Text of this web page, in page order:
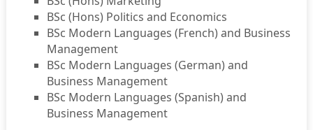
BSc (Hons) Politics and Economics
BSc Modern Languages (French) and Business
Management
BSc Modern Languages (German) and
Business Management
BSc Modern Languages (Spanish) and
Business Management